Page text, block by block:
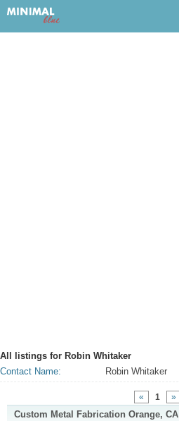
All listings for Robin Whitaker
Contact Name:
Robin Whitaker
« 1 »
Custom Metal Fabrication Orange, CA